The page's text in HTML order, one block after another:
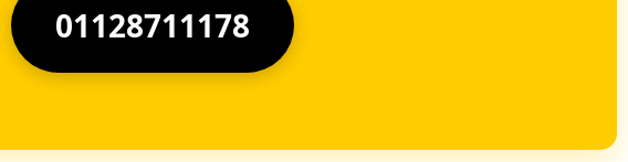
01128711178